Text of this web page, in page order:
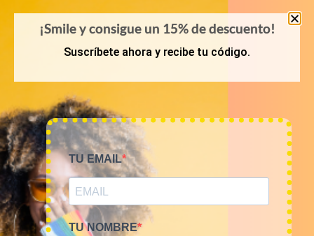
KILOS
Mix camisetas Cartoons
9€/Kg
45,00€–180,00€ (sin IVA)
¡Smile y consigue un 15% de descuento!
Suscríbete ahora y recibe tu código.
TU EMAIL
TU NOMBRE